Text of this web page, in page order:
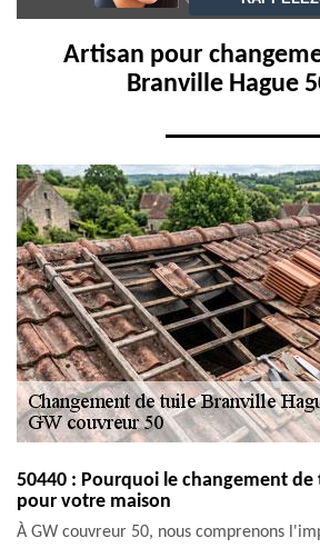
Artisan pour
Branville Hague
50440 : Pourquoi le changement de
pour votre maison
À GW couvreur 50, nous comprenons